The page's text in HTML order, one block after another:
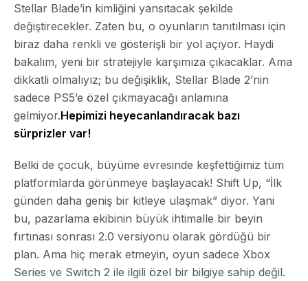
Stellar Blade’in kimliğini yansıtacak şekilde
değiştirecekler. Zaten bu, o oyunların tanıtılması için
biraz daha renkli ve gösterişli bir yol açıyor. Haydi
bakalım, yeni bir stratejiyle karşımıza çıkacaklar. Ama
dikkatli olmalıyız; bu değişiklik, Stellar Blade 2’nin
sadece PS5’e özel çıkmayacağı anlamına
gelmiyor.Hepimizi heyecanlandıracak bazı
sürprizler var!
Belki de çocuk, büyüme evresinde keşfettiğimiz tüm
platformlarda görünmeye başlayacak! Shift Up, “İlk
günden daha geniş bir kitleye ulaşmak” diyor. Yani
bu, pazarlama ekibinin büyük ihtimalle bir beyin
fırtınası sonrası 2.0 versiyonu olarak gördüğü bir
plan. Ama hiç merak etmeyin, oyun sadece Xbox
Series ve Switch 2 ile ilgili özel bir bilgiye sahip değil.